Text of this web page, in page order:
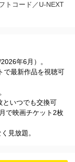
トコード／U-NEXT
年6⽉）。
で最新作品を視聴可
といつでも交換可
で映画チケット2枚
見放題。